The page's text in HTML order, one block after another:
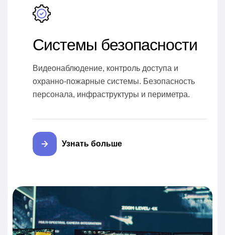
Системы безопасности
Видеонаблюдение, контроль доступа и
охранно-пожарные системы. Безопасность
персонала, инфраструктуры и периметра.
Узнать больше